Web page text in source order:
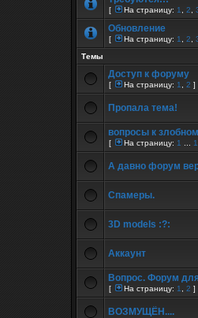
[ На страницу: 1 2
Обновление
[ На страницу: 1 2
Темы
Доступ к форуму
[ На страницу: 1 2 ]
Пропала тема!
вопросы к
[ На страницу: 1
А давно форум
Спамеры.
3D models :?:
Аккаунт
Вопрос. Форум
[ На страницу: 1 2 ]
ВОЗМУЩЁН....